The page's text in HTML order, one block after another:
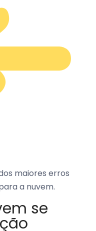
maiores erros
a nuvem.
se